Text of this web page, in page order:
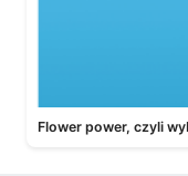
Flower power, czyli